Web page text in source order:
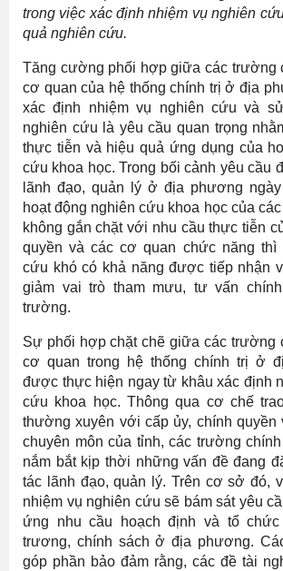
trong việc xác định nhiệm vụ nghiên
quả nghiên cứu.
Tăng cường phối hợp giữa các trường
cơ quan của hệ thống chính trị ở địa
xác định nhiệm vụ nghiên cứu và
nghiên cứu là yêu cầu quan trọng
thực tiễn và hiệu quả ứng dụng của
cứu khoa học. Trong bối cảnh yêu cầu
lãnh đạo, quản lý ở địa phương
hoạt động nghiên cứu khoa học của
không gắn chặt với nhu cầu thực tiễn
quyền và các cơ quan chức năng thì
cứu khó có khả năng được tiếp nhận
giảm vai trò tham mưu, tư vấn
trường.
Sự phối hợp chặt chẽ giữa các trường
cơ quan trong hệ thống chính trị ở
được thực hiện ngay từ khâu xác định
cứu khoa học. Thông qua cơ chế
thường xuyên với cấp ủy, chính quyền
chuyên môn của tỉnh, các trường
nắm bắt kịp thời những vấn đề đang
tác lãnh đạo, quản lý. Trên cơ sở đó,
nhiệm vụ nghiên cứu sẽ bám sát yêu
ứng nhu cầu hoạch định và tổ
trương, chính sách ở địa phương.
góp phần bảo đảm rằng, các đề tài